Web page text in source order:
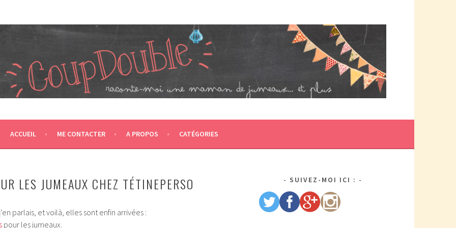
CA NOUS PROPULSE SUPER MAMAN! CA DONNE DEUX FOIS PLUS DE TRACAS, MAIS AUSSI DEUX FOIS PLUS D'AMOUR.
ACCUEIL ME CONTACTER A PROPOS CATÉGORIES
LES JUMEAUX CHEZ TÉTINEPERSO
parlais, et voilà, elles sont enfin arrivées :
pour les jumeaux.
SUIVEZ-MOI ICI :